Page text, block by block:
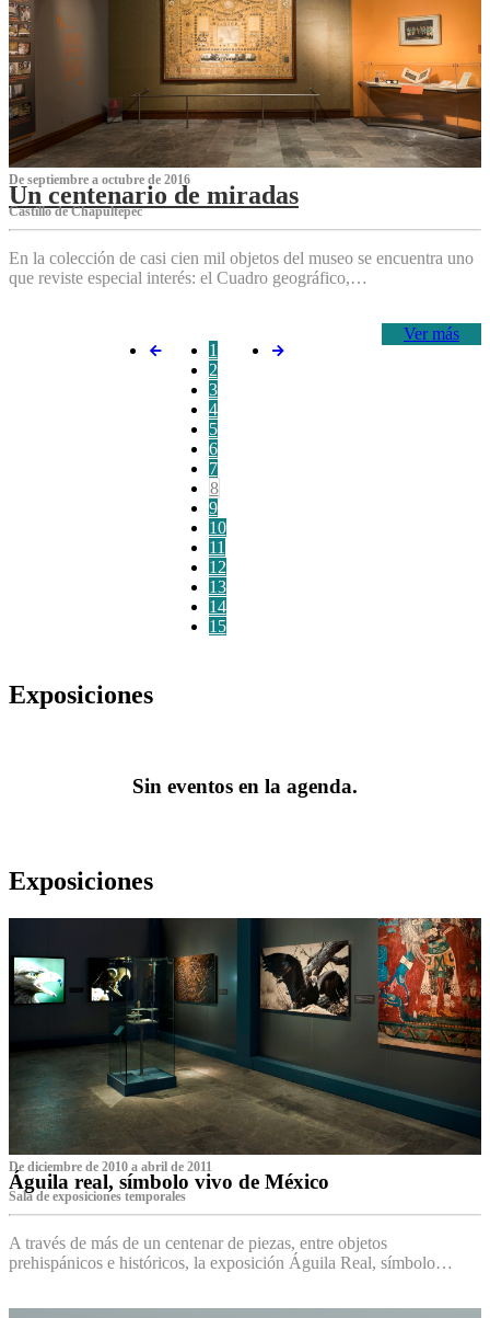
De septiembre a octubre de 2016
Un centenario de miradas
Castillo de Chapultepec
En la colección de casi cien mil objetos del museo se encuentra uno
que reviste especial interés: el Cuadro geográfico,…
Ver más
1
2
3
4
5
6
7
8
9
10
11
12
13
14
15
Exposiciones
Sin eventos en la agenda.
Exposiciones
De diciembre de 2010 a abril de 2011
Águila real, símbolo vivo de México
Sala de exposiciones temporales
A través de más de un centenar de piezas, entre objetos
prehispánicos e históricos, la exposición Águila Real, símbolo…